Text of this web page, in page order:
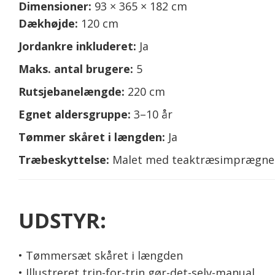
Dimensioner: 93 × 365 × 182 cm
Dækhøjde: 120 cm
Jordankre inkluderet: Ja
Maks. antal brugere: 5
Rutsjebanelængde: 220 cm
Egnet aldersgruppe: 3–10 år
Tømmer skåret i længden: Ja
Træbeskyttelse: Malet med
UDSTYR:
• Tømmersæt skåret i længden